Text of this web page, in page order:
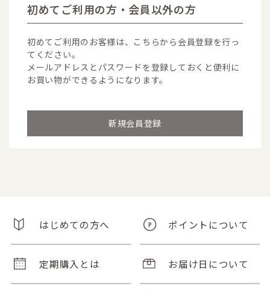
初めてご利用の方・会員以外の方
初めてご利用のお客様は、こちらから会員登録を行っ
てください。
メールアドレスとパスワードを登録しておくと便利に
お買い物ができるようになります。
はじめての方へ ポイントについて
定期購入とは お届け日について